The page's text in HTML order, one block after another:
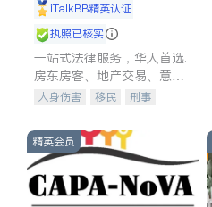
iTalkBB精英认证
执照已核实
一站式法律服务，华人首选.
房东房客、地产交易、意外
伤害、车祸重伤、商业诉
建筑合同、刑事案件全包办
人身伤害 移民
刑事
信托/遗嘱
商业
索赔
律师-其它 保释
精英会员